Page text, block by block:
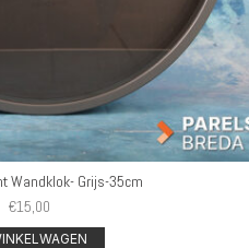
Wandklok- Grijs-35cm
€15,00